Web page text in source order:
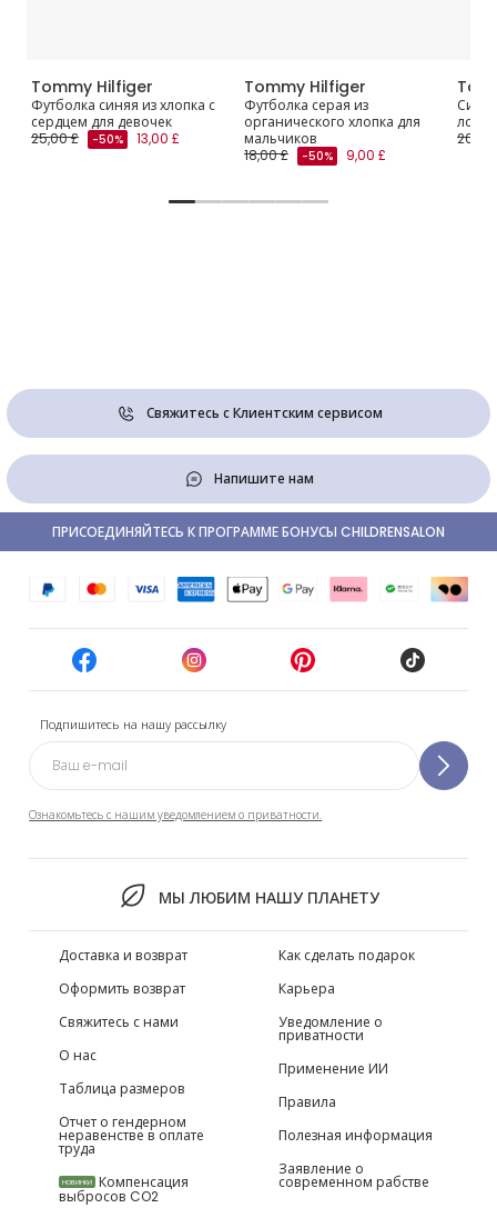
Tommy Hilfiger
Футболка синяя из хлопка с
сердцем для девочек
25,00 £
-50% 13,00 £
Tommy Hilfiger
Футболка серая из
органического хлопка для
мальчиков
18,00 £
-50% 9,00 £
20,00
Свяжитесь с Клиентским сервисом
Напишите нам
Подпишитесь на нашу рассылку
Ознакомьтесь с нашим уведомлением о приватности.
МЫ ЛЮБИМ НАШУ ПЛАНЕТУ
ПРИСОЕДИНЯЙТЕСЬ К ПРОГРАММЕ БОНУСЫ CHILDRENSALON
Доставка и возврат
Оформить возврат
Свяжитесь с нами
О нас
Таблица размеров
Отчет о гендерном
неравенстве в оплате
труда
НОВИНКИ Компенсация
выбросов CO2
Как сделать подарок
Карьера
Уведомление о
приватности
Применение ИИ
Правила
Полезная информация
Заявление о
современном рабстве